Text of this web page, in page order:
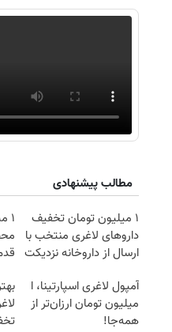
مطالب پیشنهادی
۱ میلیون تومان تخفیف
داروهای لاغری منتخب با
ارسال از داروخانه نزدیکت
آمپول لاغری اسپارتینا، ا
میلیون تومان ارزان‌تر از
همه‌جا!